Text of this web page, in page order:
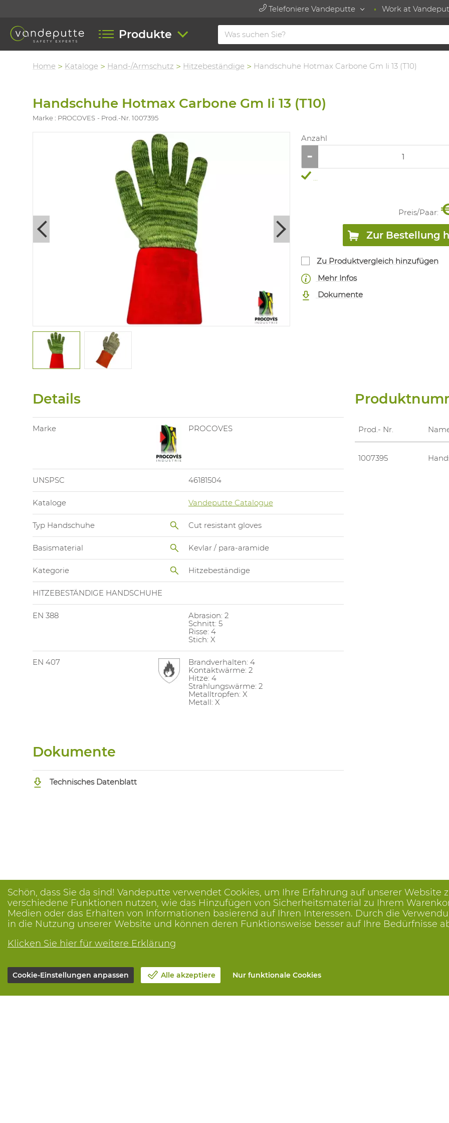
Telefoniere Vandeputte Work at
Produkte
Home Kataloge Hand-/Armschutz Hitzebeständige Handschuhe Hotmax Carbone Gm Ii 13 (T10)
Handschuhe Hotmax Carbone Gm Ii 13 (T10)
Marke : PROCOVES Prod.-Nr. 1007395
Next
Anzahl
...
Preis/Paar:
Zur Bestellung
Zu Produktvergleich hinzufügen
Mehr Infos
Dokumente
Details
Marke PROCOVES
UNSPSC 46181504
Kataloge Vandeputte Catalogue
Typ Handschuhe Cut resistant gloves
Basismaterial Kevlar / para-aramide
Kategorie Hitzebeständige
HITZEBESTÄNDIGE HANDSCHUHE
EN 388
Abrasion: 2
Schnitt: 5
Risse: 4
Stich: X
EN 407
Brandverhalten: 4
Kontaktwärme: 2
Hitze: 4
Strahlungswärme: 2
Metalltropfen: X
Metall: X
Prod.- Nr.
1007395
Dokumente
Technisches Datenblatt
Schön, dass Sie da sind! Vandeputte verwendet Cookies, um Ihre Erfahrung auf unserer Website
verschiedene Funktionen nutzen, wie das Hinzufügen von Sicherheitsmaterial zu Ihrem
Medien oder das Erhalten von Informationen basierend auf Ihren Interessen. Durch die
in die Nutzung unserer Website und können deren Funktionsweise besser auf Ihre Bedürfnisse
Klicken Sie hier für weitere Erklärung
Cookie-Einstellungen anpassen Alle akzeptiere Nur funktionale Cookies